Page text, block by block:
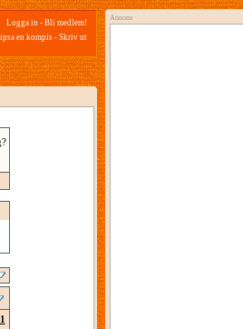
Logga in - Bli medlem!
en kompis - Skriv ut
Annons